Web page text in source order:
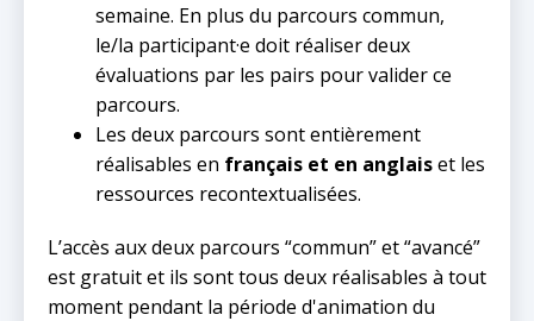
semaine. En plus du parcours commun,
le/la participant·e doit réaliser deux
évaluations par les pairs pour valider ce
parcours.
Les deux parcours sont entièrement
réalisables en français et en anglaiset les
ressources recontextualisées.
L’accès aux deux parcours “commun” et “avancé”
est gratuit et ils sont tous deux réalisables à tout
moment pendant la période d'animation du